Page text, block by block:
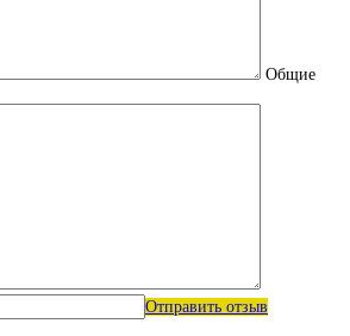
Общие
Отправить отзыв